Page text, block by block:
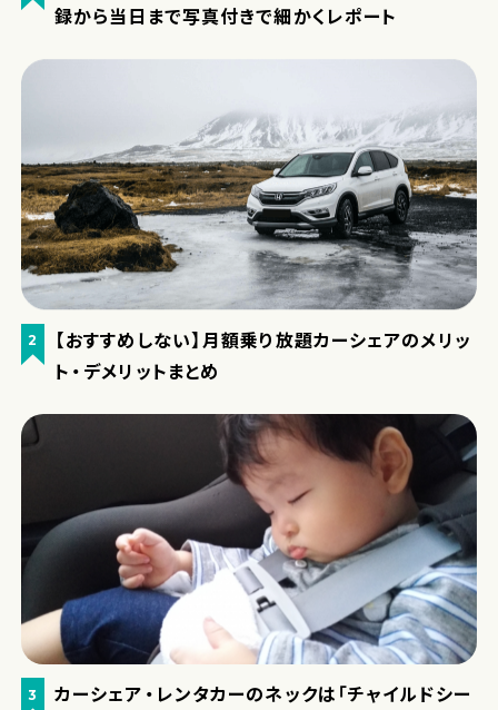
録から当日まで写真付きで細かくレポート
2
【おすすめしない】月額乗り放題カーシェアのメリッ
ト・デメリットまとめ
3
カーシェア・レンタカーのネックは「チャイルドシー